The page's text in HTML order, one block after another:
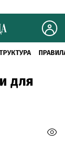
для